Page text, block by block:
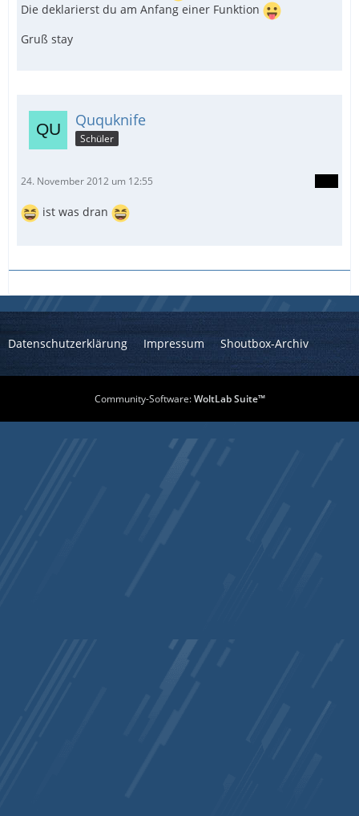
Die deklarierst du am Anfang einer Funktion
Gruß stay
Ququknife
Schüler
24. November 2012 um 12:55
ist was dran
Datenschutzerklärung Impressum Shoutbox-Archiv
Community-Software:WoltLab Suite™